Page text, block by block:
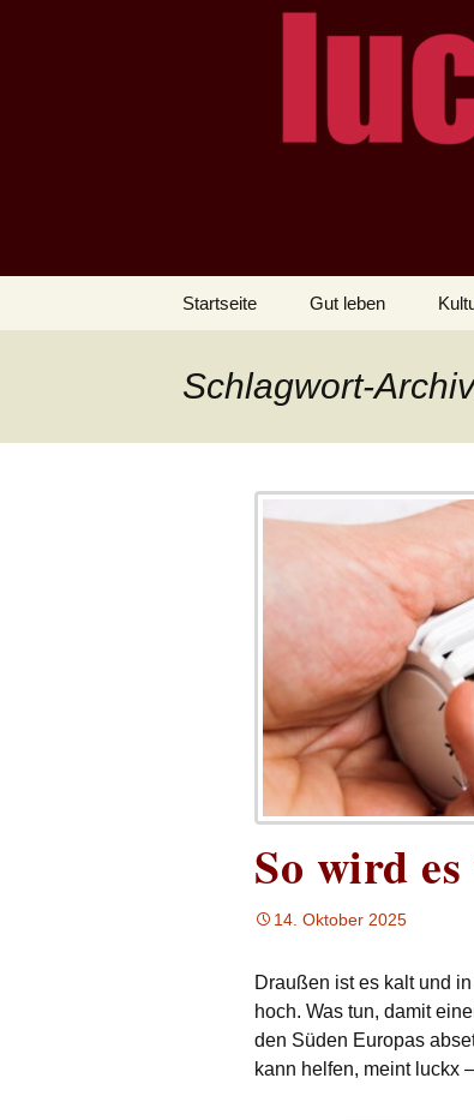
LUCKX
– das Magazin
Startseite Gut leben
Schlagwort-
So wird
14. Oktober 2025
Draußen ist es kalt und
hoch. Was tun, damit
den Süden Europas
kann helfen, meint luckx